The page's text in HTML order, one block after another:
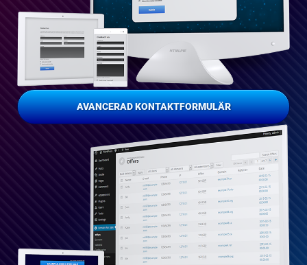
AVANCERAD KONTAKTFORMULÄR